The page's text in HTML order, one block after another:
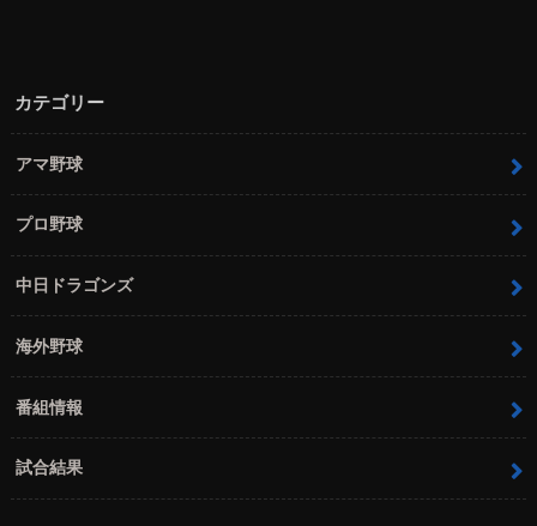
カテゴリー
アマ野球
プロ野球
中日ドラゴンズ
海外野球
番組情報
試合結果